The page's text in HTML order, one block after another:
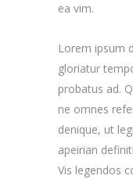
ea vim.
Lorem ipsum
gloriatur
probatus ad.
ne omnes
denique, ut
apeirian
Vis legendos